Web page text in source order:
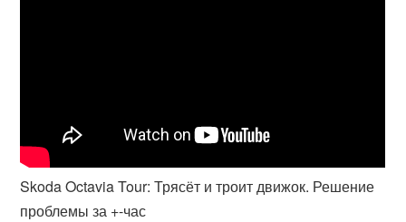
Skoda Octavia Tour: Трясёт и троит движок. Решение
проблемы за +-час